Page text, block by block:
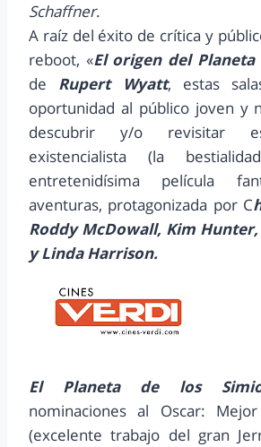
Schaffner.
A raíz del éxito de crítica y
reboot, «El origen del Planeta
de Rupert Wyatt, estas
oportunidad al público joven y
descubrir y/o revisitar
existencialista (la
entretenidísima película
aventuras, protagonizada por C
Roddy McDowall, Kim
y Linda Harrison.
El Planeta de los
nominaciones al Oscar:
(excelente trabajo del gran